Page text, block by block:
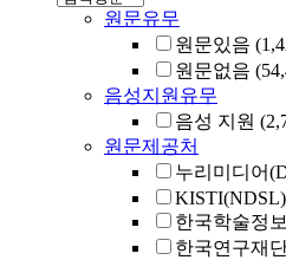
원문유무
원문있음
원문없음
음성지원유무
음성 지원
원문제공처
누리미디어
KISTI(NDSL)
한국학술정
한국연구재